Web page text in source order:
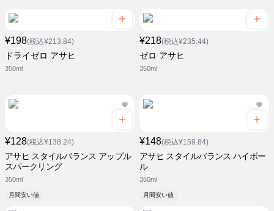
¥198(税込¥213.84)
ドライゼロ アサヒ
350ml
¥218(税込¥235.44)
ゼロ アサヒ
350ml
¥128(税込¥138.24)
アサヒ スタイルバランス アップル
スパークリング
350ml
月間安い値
¥148(税込¥159.84)
アサヒ スタイルバランス ハイボー
ル
350ml
月間安い値